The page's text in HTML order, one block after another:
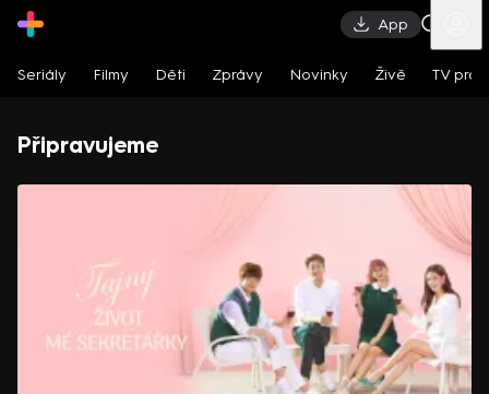
App
Seriály Filmy Děti Zprávy Novinky Živě TV
Připravujeme